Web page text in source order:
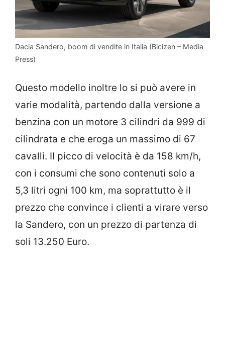
Dacia Sandero, boom di vendite in Italia (Bicizen – Media
Press)
Questo modello inoltre lo si può avere in
varie modalità, partendo dalla versione a
benzina con un motore 3 cilindri da 999 di
cilindrata e che eroga un massimo di 67
cavalli. Il picco di velocità è da 158 km/h,
con i consumi che sono contenuti solo a
5,3 litri ogni 100 km, ma soprattutto è il
prezzo che convince i clienti a virare verso
la Sandero, con un prezzo di partenza di
soli 13.250 Euro.